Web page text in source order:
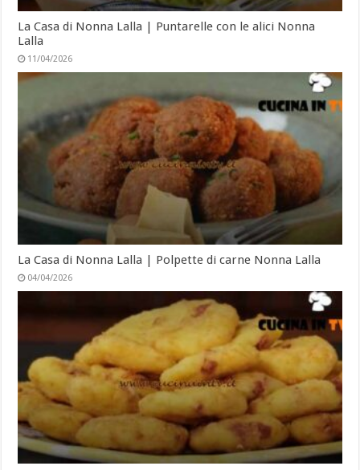
La Casa di Nonna Lalla | Puntarelle con le alici Nonna
Lalla
11/04/2026
La Casa di Nonna Lalla | Polpette di carne Nonna Lalla
04/04/2026